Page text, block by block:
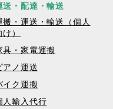
送・配達・輸送
搬・運送・輸送（個人
け）
具・家電運搬
アノ運送
イク運搬
人輸入代行